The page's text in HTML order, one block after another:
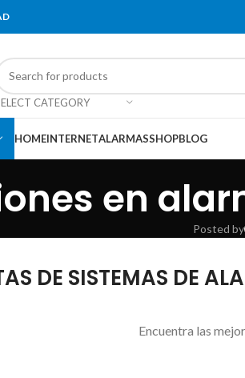
CATEGORY
HOMEINTERNETALARMASSHOPBLOG
en
Posted by
DE SISTEMAS DE
Encuentra las